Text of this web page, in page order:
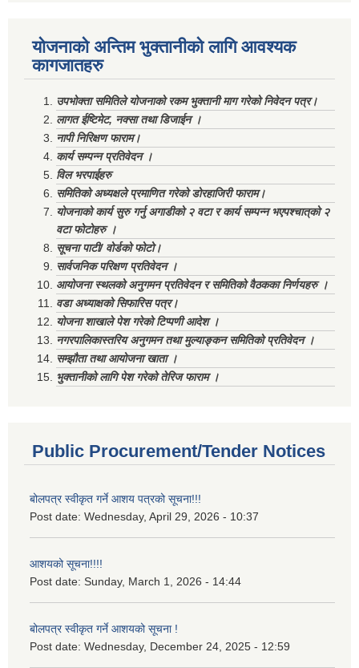
योजनाको अन्तिम भुक्तानीको लागि आवश्यक
कागजातहरु
उपभोक्ता समितिले योजनाको रकम भुक्तानी माग गरेको निवेदन पत्र।
लागत ईष्टिमेट, नक्सा तथा डिजाईन ।
नापी निरिक्षण फाराम।
कार्य सम्पन्न प्रतिवेदन ।
विल भरपाईहरु
समितिको अध्यक्षले प्रमाणित गरेको डोरहाजिरी फाराम।
योजनाको कार्य सुरु गर्नु अगाडीको २ वटा र कार्य सम्पन्न भएपश्चात्‌को २
वटा फोटोहरु ।
सूचना पाटी/ वोर्डको फोटो।
सार्वजनिक परिक्षण प्रतिवेदन ।
आयोजना स्थलको अनुगमन प्रतिवेदन र समितिको वैठकका निर्णयहरु ।
वडा अध्याक्षको सिफारिस पत्र।
योजना शाखाले पेश गरेको टिप्पणी आदेश ।
नगरपालिकास्तरिय अनुगमन तथा मुल्याङ्कन समितिको प्रतिवेदन ।
सम्झौता तथा आयोजना खाता ।
भुक्तानीको लागि पेश गरेको तेरिज फाराम ।
Public Procurement/Tender Notices
बोलपत्र स्वीकृत गर्ने आशय पत्रको सूचना!!!
Post date: Wednesday, April 29, 2026 - 10:37
आशयको सूचना!!!!
Post date: Sunday, March 1, 2026 - 14:44
बोलपत्र स्वीकृत गर्ने आशयको सूचना !
Post date: Wednesday, December 24, 2025 - 12:59